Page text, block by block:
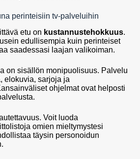
perinteisiin tv-palveluihin
etu on kustannustehokkuus.
edullisempia kuin perinteiset
saadessasi laajan valikoiman.
on sisällön monipuolisuus. Palvelu
elokuvia, sarjoja ja
ohjelmat ovat helposti
Voit luoda
omien mieltymystesi
täysin personoidun